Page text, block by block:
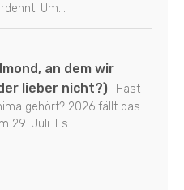
Um...
an dem wir
lieber nicht?)
Hast
gehört? 2026 fällt das
29. Juli. Es...